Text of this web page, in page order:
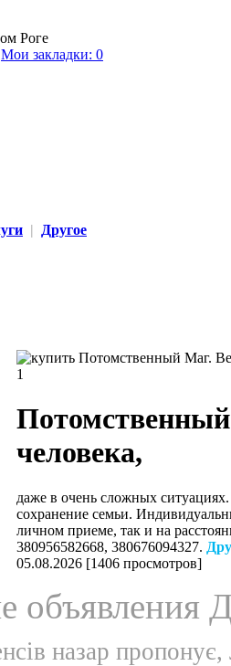
Роге
Мои закладки: 0
| Другое
человека,
даже в очень сложных
сохранение семьи.
личном приеме, так и на
380956582668, 380676094327.
05.08.2026 [1406 просмотров]
объявления
назар